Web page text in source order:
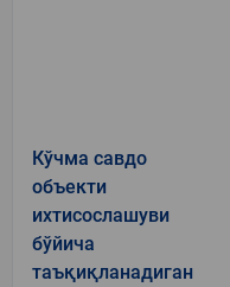
Кўчма савдо
объекти
ихтисослашуви
бўйича
таъқиқланадиган